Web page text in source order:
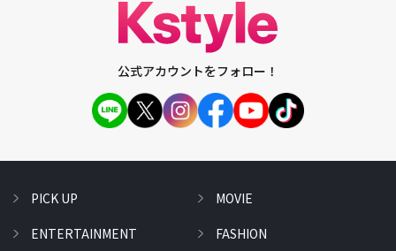
公式アカウントをフォロー！
PICK UP
ENTERTAINMENT
MOVIE
FASHION